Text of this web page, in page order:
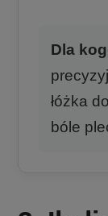
Dla
łóżka
bóle